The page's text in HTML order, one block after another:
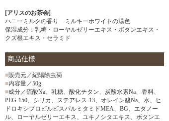
[アリスのお茶会]
ハニーミルクの香り ミルキーホワイトの湯色
保湿成分：乳糖・ローヤルゼリーエキス・ボタンエキス・
クズ根エキス・セラミド
商品仕様
■販売元／紀陽除虫菊
■内容量／50g
■成分／硫酸Na、乳糖、酸化チタン、炭酸水素Na、香料、
PEG-150、シリカ、ステアレス-13、オレイン酸Na、水、ヒ
ドロキシプロピルビスパルミタミドMEA、BG、エタノー
ル、ローヤルゼリーエキス、ユキノシタエキス、ボタンエ